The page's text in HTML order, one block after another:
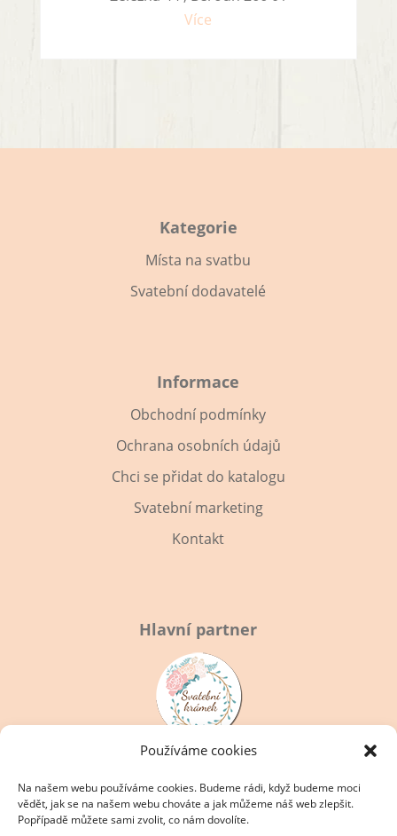
Používáme cookies
Na našem webu používáme cookies. Budeme rádi, když budeme moci
vědět, jak se na našem webu chováte a jak můžeme náš web zlepšit.
Popřípadě můžete sami zvolit, co nám dovolíte.
Více
Kategorie
Místa na svatbu
Svatební dodavatelé
Informace
Obchodní podmínky
Ochrana osobních údajů
Chci se přidat do katalogu
Svatební marketing
Kontakt
Hlavní partner